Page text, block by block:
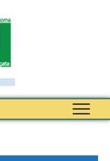
Toggle